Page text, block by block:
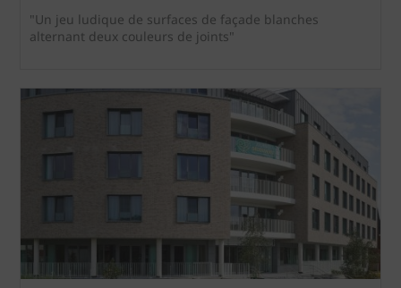
"Un jeu ludique de surfaces de façade blanches
alternant deux couleurs de joints"